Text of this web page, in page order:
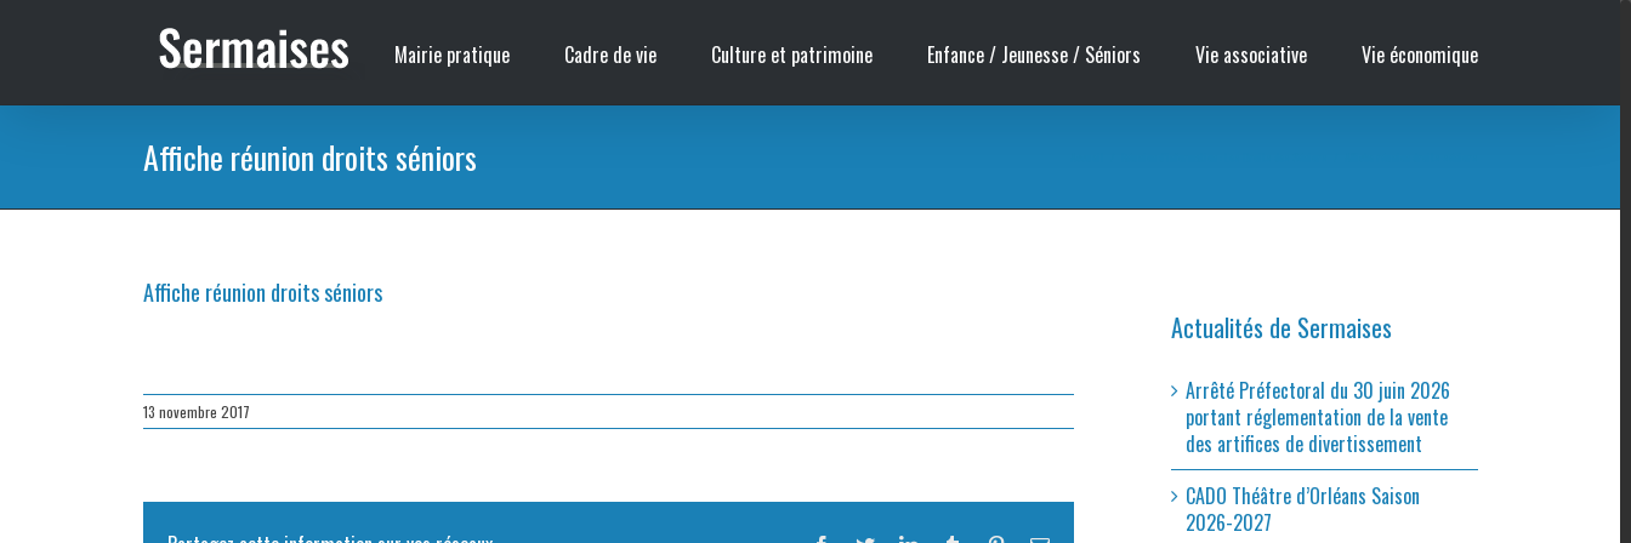
Mairie pratique Cadre de vie Culture et patrimoine Enfance / Jeunesse / Séniors Vie associative Vie économique
Affiche réunion droits séniors
Affiche réunion droits séniors
13 novembre 2017
Actualités de Sermaises
Arrêté Préfectoral du 30 juin 2026
portant réglementation de la vente
des artifices de divertissement
CADO Théâtre d’Orléans Saison
2026-2027